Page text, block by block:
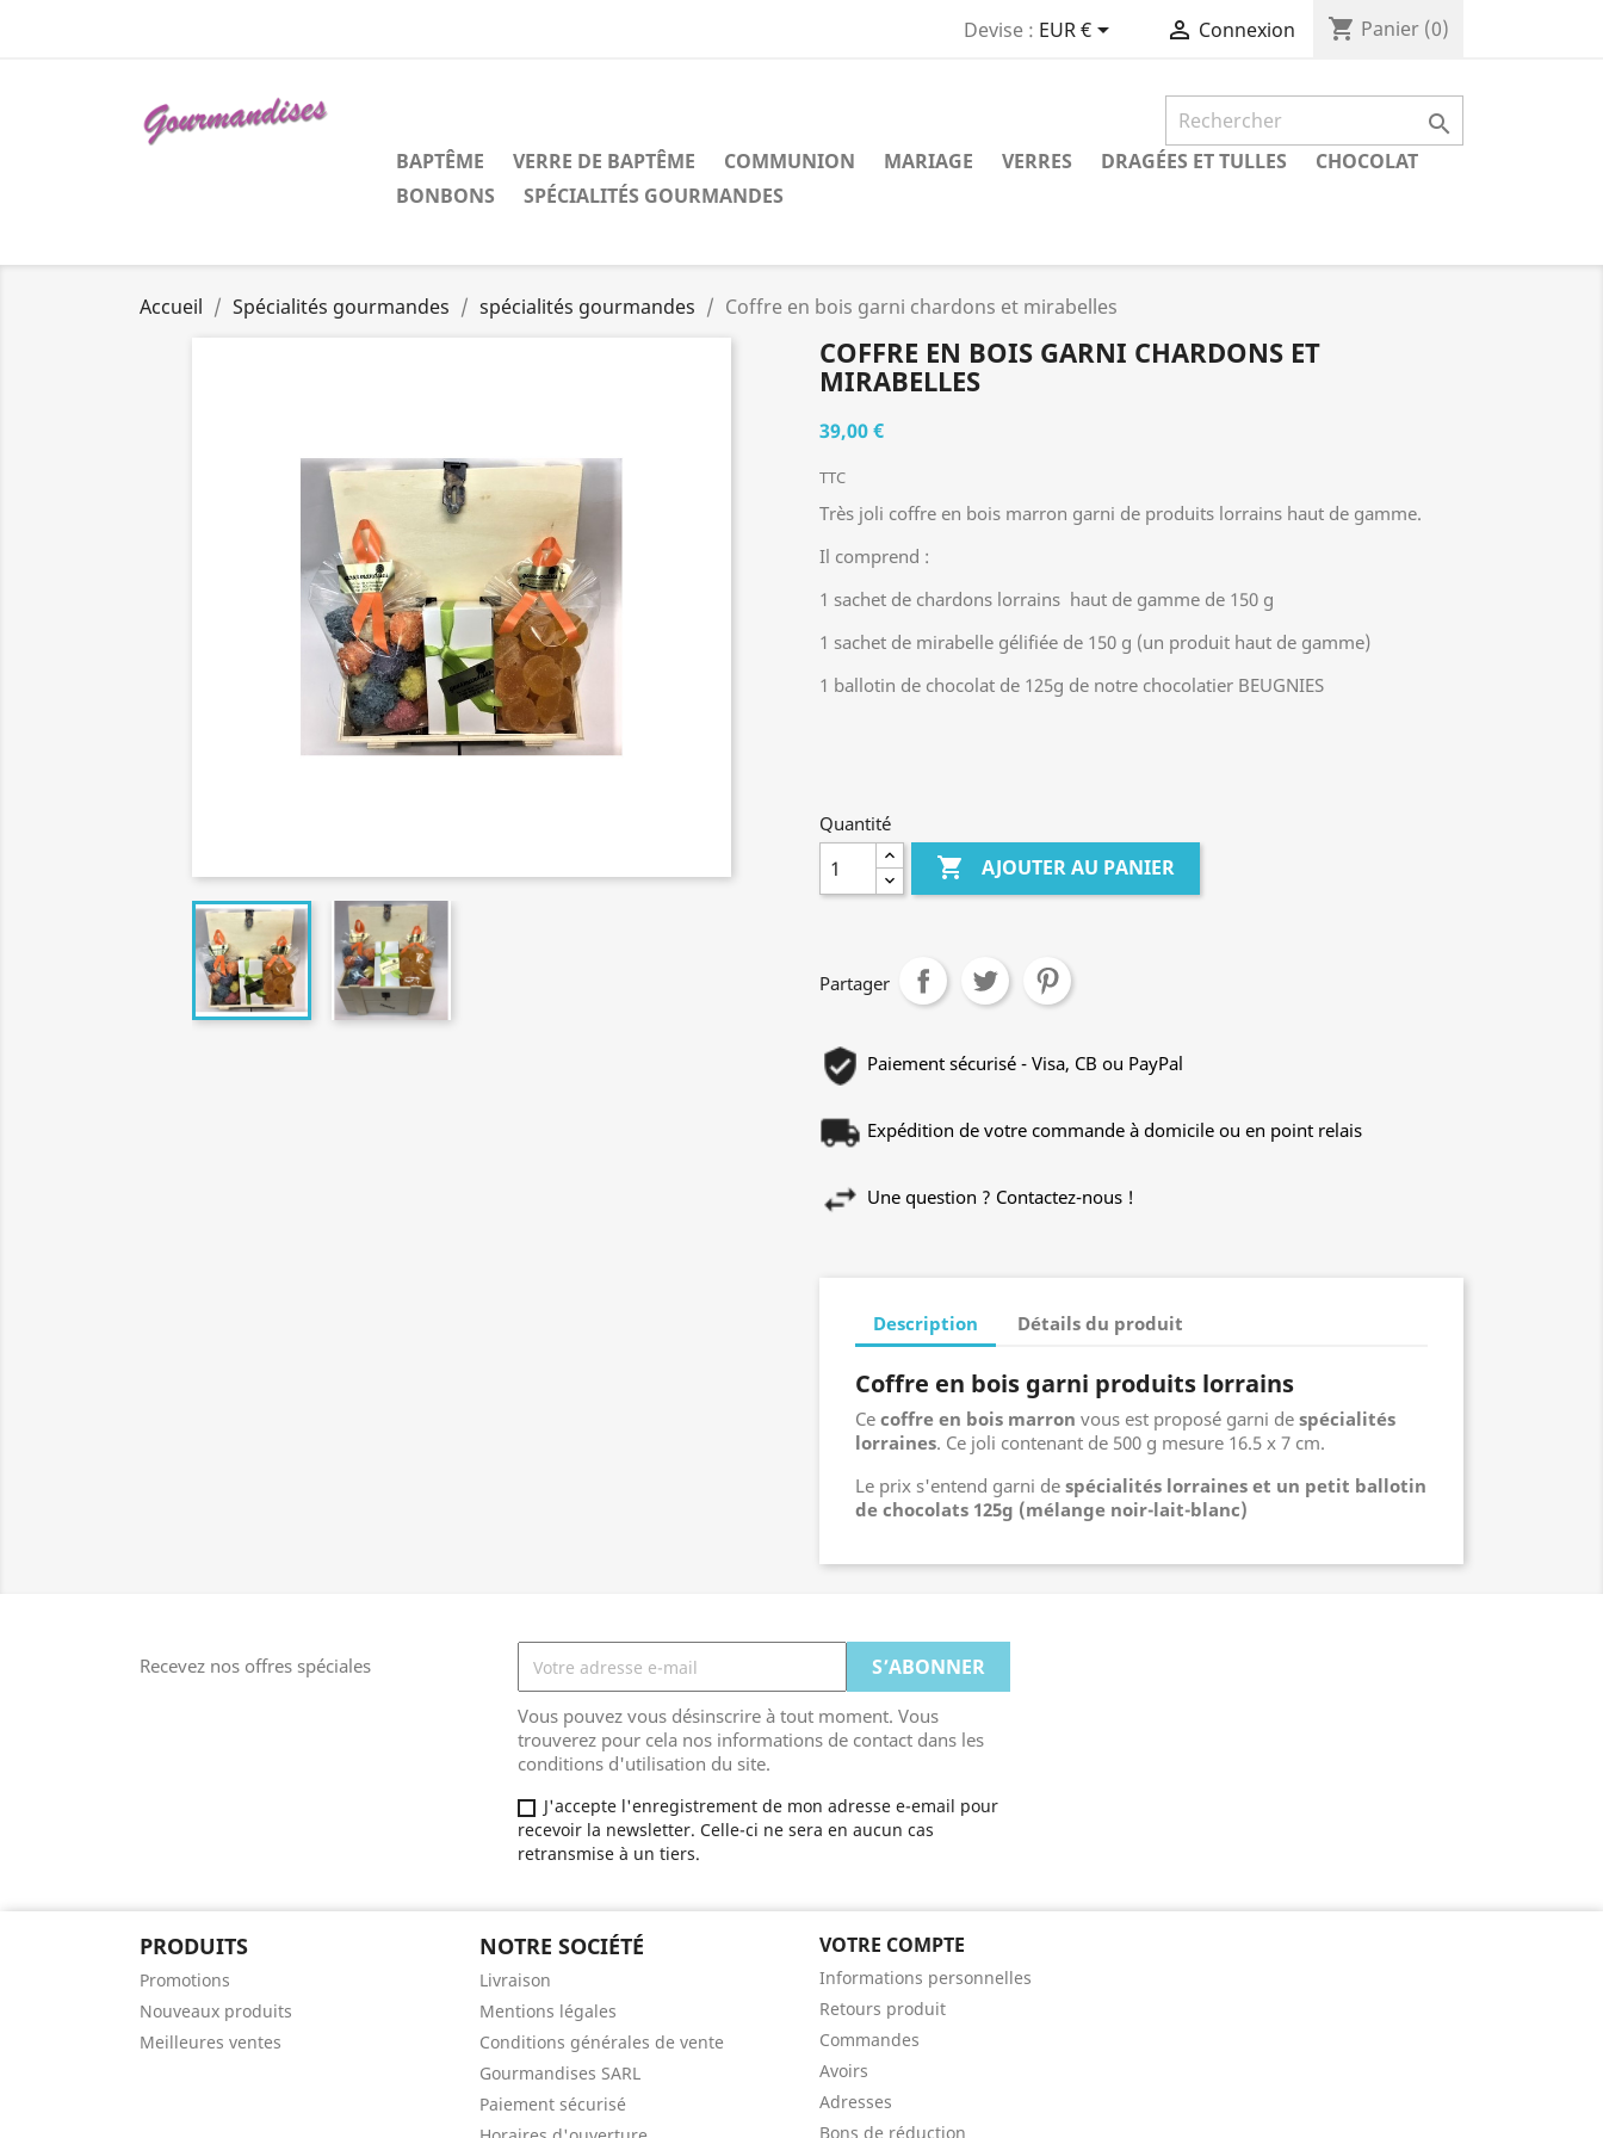
Devise : EUR €  Connexion shopping_cart Panier (0)

BAPTÊME VERRE DE BAPTÊME COMMUNION MARIAGE VERRES DRAGÉES ET TULLES
CHOCOLAT
BONBONS
SPÉCIALITÉS GOURMANDES
Accueil Spécialités gourmandes spécialités gourmandes Coffre en bois garni chardons et mirabelles
COFFRE EN BOIS GARNI CHARDONS ET
MIRABELLES
39,00 €
TTC
Très joli coffre en bois marron garni de produits lorrains haut de gamme.
Il comprend :
1 sachet de chardons lorrains haut de gamme de 150 g
1 sachet de mirabelle gélifiée de 150 g (un produit haut de gamme)
1 ballotin de chocolat de 125g de notre chocolatier BEUGNIES
Quantité
 AJOUTER AU PANIER
Partager
Paiement sécurisé - Visa, CB ou PayPal
Expédition de votre commande à domicile ou en point relais
Une question ? Contactez-nous !
Description Détails du produit
Coffre en bois garni produits lorrains
Ce coffre en bois marron vous est proposé garni de spécialités
lorraines. Ce joli contenant de 500 g mesure 16.5 x 7 cm.
Le prix s'entend garni de spécialités lorraines et un petit ballotin
de chocolats 125g (mélange noir-lait-blanc)
Recevez nos offres spéciales
Vous pouvez vous désinscrire à tout moment. Vous
trouverez pour cela nos informations de contact dans les
conditions d'utilisation du site.
J'accepte l'enregistrement de mon adresse e-email pour
recevoir la newsletter. Celle-ci ne sera en aucun cas
retransmise à un tiers.
PRODUITS
Promotions
Nouveaux produits
Meilleures ventes
NOTRE SOCIÉTÉ
Livraison
Mentions légales
Conditions générales de vente
Gourmandises SARL
Paiement sécurisé
VOTRE COMPTE
Informations personnelles
Retours produit
Commandes
Avoirs
Adresses
Bons de réduction